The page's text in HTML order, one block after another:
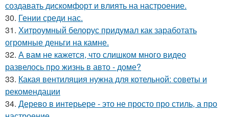
создавать дискомфорт и влиять на настроение.
30. Гении среди нас.
31. Хитроумный белорус придумал как заработать
огромные деньги на камне.
32. А вам не кажется, что слишком много видео
развелось про жизнь в авто - доме?
33. Какая вентиляция нужна для котельной: советы и
рекомендации
34. Дерево в интерьере - это не просто про стиль, а про